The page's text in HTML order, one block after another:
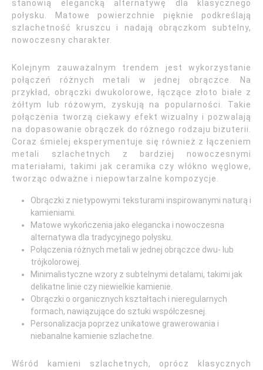
stanowią elegancką alternatywę dla klasycznego
połysku. Matowe powierzchnie pięknie podkreślają
szlachetność kruszcu i nadają obrączkom subtelny,
nowoczesny charakter.
Kolejnym zauważalnym trendem jest wykorzystanie
połączeń różnych metali w jednej obrączce. Na
przykład, obrączki dwukolorowe, łączące złoto białe z
żółtym lub różowym, zyskują na popularności. Takie
połączenia tworzą ciekawy efekt wizualny i pozwalają
na dopasowanie obrączek do różnego rodzaju biżuterii.
Coraz śmielej eksperymentuje się również z łączeniem
metali szlachetnych z bardziej nowoczesnymi
materiałami, takimi jak ceramika czy włókno węglowe,
tworząc odważne i niepowtarzalne kompozycje.
Obrączki z nietypowymi teksturami inspirowanymi naturą i
kamieniami.
Matowe wykończenia jako elegancka i nowoczesna
alternatywa dla tradycyjnego połysku.
Połączenia różnych metali w jednej obrączce dwu- lub
trójkolorowej.
Minimalistyczne wzory z subtelnymi detalami, takimi jak
delikatne linie czy niewielkie kamienie.
Obrączki o organicznych kształtach i nieregularnych
formach, nawiązujące do sztuki współczesnej.
Personalizacja poprzez unikatowe grawerowania i
niebanalne kamienie szlachetne.
Wśród kamieni szlachetnych, oprócz klasycznych